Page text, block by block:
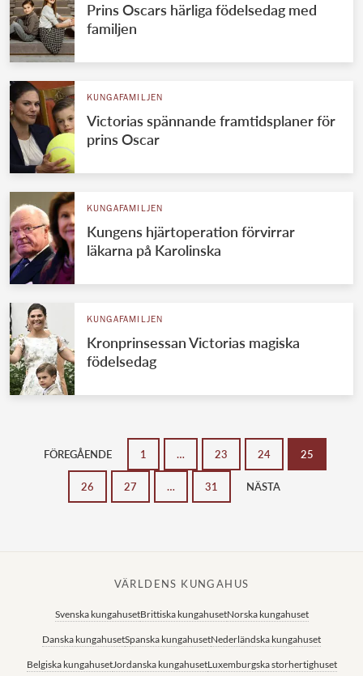
Prins Oscars härliga födelsedag med
familjen
KUNGAFAMILJEN
Victorias spännande framtidsplaner för
prins Oscar
KUNGAFAMILJEN
Kungens hjärtoperation förvirrar
läkarna på Karolinska
KUNGAFAMILJEN
Kronprinsessan Victorias magiska
födelsedag
FÖREGÅENDE 1 … 23 24 25
26 27 … 31 NÄSTA
VÄRLDENS KUNGAHUS
Svenska kungahusetBrittiska kungahusetNorska kungahuset
Danska kungahusetSpanska kungahusetNederländska kungahuset
Belgiska kungahusetJordanska kungahusetLuxemburgska storhertighuset